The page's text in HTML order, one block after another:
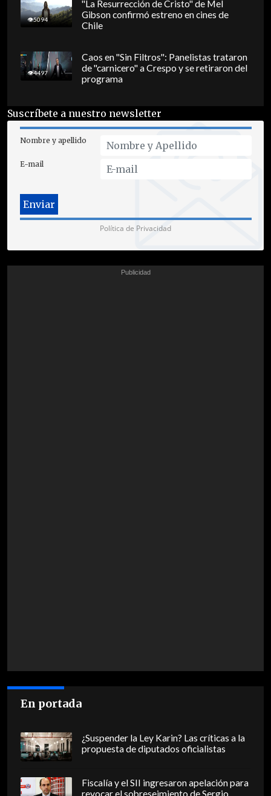
5094
"La Resurrección de Cristo" de Mel
Gibson confirmó estreno en cines de
Chile
4497
Caos en "Sin Filtros": Panelistas trataron
de "carnicero" a Crespo y se retiraron del
programa
Suscríbete a nuestro newsletter
Nombre y apellido
E-mail
Política de Privacidad
En portada
¿Suspender la Ley Karin? Las críticas a la
propuesta de diputados oficialistas
Fiscalía y el SII ingresaron apelación para